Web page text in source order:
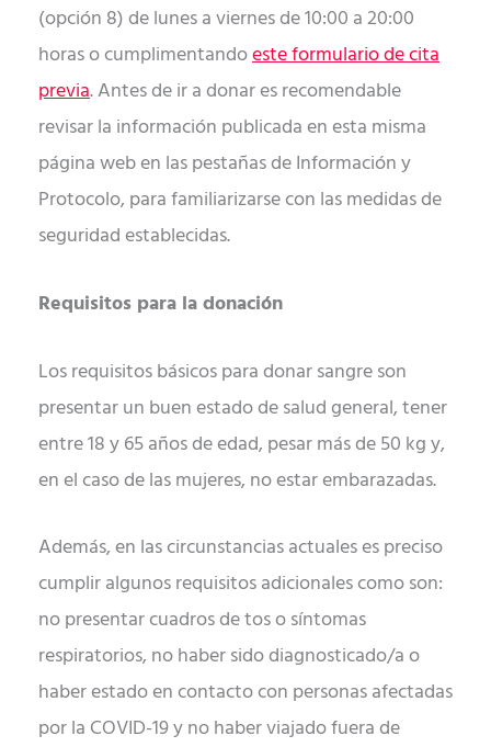
(opción 8) de lunes a viernes de 10:00 a 20:00
horas o cumplimentandoeste formulario de cita
previa. Antes de ir a donar es recomendable
revisar la información publicada en esta misma
página web en las pestañas de Información y
Protocolo, para familiarizarse con las medidas de
seguridad establecidas.
Requisitos para la donación
Los requisitos básicos para donar sangre son
presentar un buen estado de salud general, tener
entre 18 y 65 años de edad, pesar más de 50 kg y,
en el caso de las mujeres, no estar embarazadas.
Además, en las circunstancias actuales es preciso
cumplir algunos requisitos adicionales como son:
no presentar cuadros de tos o síntomas
respiratorios, no haber sido diagnosticado/a o
haber estado en contacto con personas afectadas
por la COVID-19 y no haber viajado fuera de